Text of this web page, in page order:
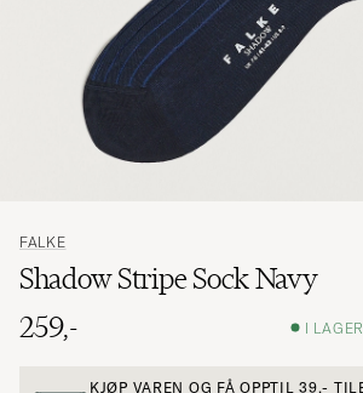
FALKE
Shadow Stripe Sock Navy
259,-
I
KJØP VAREN OG FÅ OPPTIL39,-